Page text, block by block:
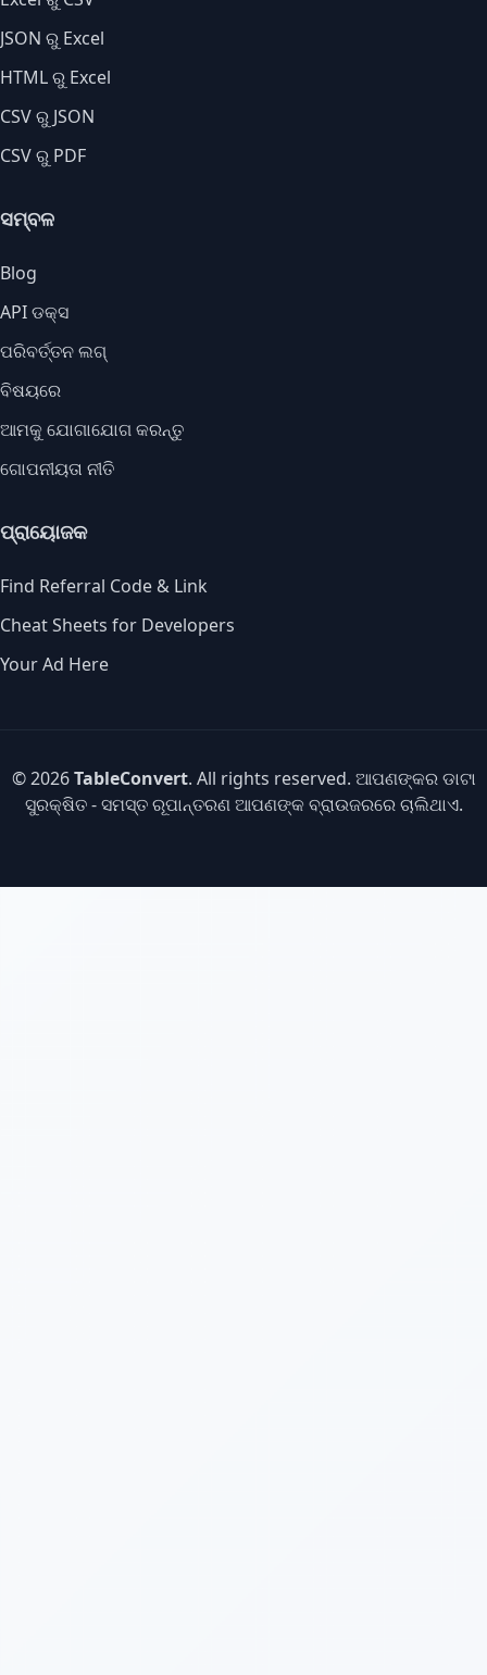
JSON ରୁ Excel
HTML ରୁ Excel
CSV ରୁ JSON
CSV ରୁ PDF
ସମ୍ବଳ
Blog
API ଡକ୍ସ
ପରିବର୍ତ୍ତନ ଲଗ୍
ବିଷୟରେ
ଆମକୁ ଯୋଗାଯୋଗ କରନ୍ତୁ
ଗୋପନୀୟତା ନୀତି
ପ୍ରାୟୋଜକ
Find Referral Code & Link
Cheat Sheets for Developers
Your Ad Here
© 2026TableConvert. All rights reserved. ଆପଣଙ୍କର ଡାଟା
ସୁରକ୍ଷିତ - ସମସ୍ତ ରୂପାନ୍ତରଣ ଆପଣଙ୍କ ବ୍ରାଉଜରରେ ଚାଲିଥାଏ.